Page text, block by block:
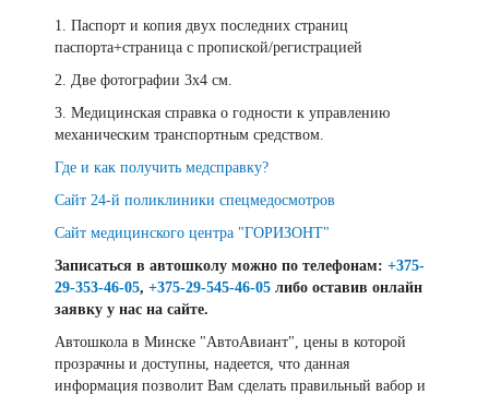
1. Паспорт и копия двух последних страниц
паспорта+страница с пропиской/регистрацией
2. Две фотографии 3х4 см.
3. Медицинская справка о годности к управлению
механическим транспортным средством.
Где и как получить медсправку?
Сайт 24-й поликлиники спецмедосмотров
Сайт медицинского центра "ГОРИЗОНТ"
Записаться в автошколу можно по телефонам:+375-
29-353-46-05,+375-29-545-46-05 либо оставив онлайн
заявку у нас на сайте.
Автошкола в Минске "АвтоАвиант", цены в которой
прозрачны и доступны, надеется, что данная
информация позволит Вам сделать правильный вабор и